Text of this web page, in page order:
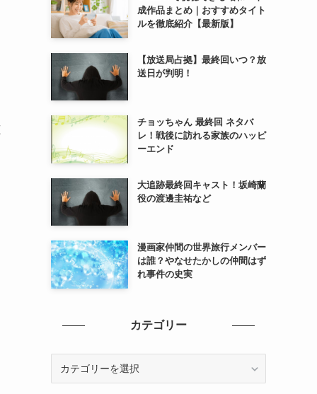
成作品まとめ｜おすすめタイト
ルを徹底紹介【最新版】
【放送局占拠】最終回いつ？放
送日が判明！
チョッちゃん 最終回 ネタバ
レ！戦後に訪れる家族のハッピ
ーエンド
大追跡最終回キャスト！坂崎蘭
役の渡邊圭祐など
漫画家仲間の世界旅行メンバー
は誰？やなせたかしの仲間はず
れ事件の史実
カテゴリー